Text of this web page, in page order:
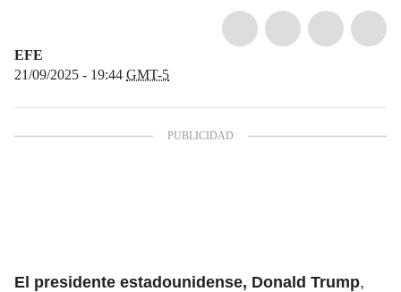
EFE
21/09/2025 - 19:44 GMT-5
El presidente estadounidense, Donald Trump,